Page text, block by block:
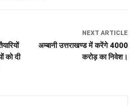
को दी
NEXT ARTICLE
अम्बानी उत्तराखण्ड में करेंगे 4000
करोड़ का निवेश।